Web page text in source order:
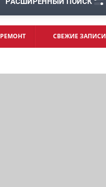
РЕМОНТ СВЕЖИЕ ЗАПИСИ